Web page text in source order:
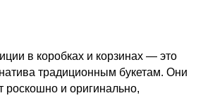
в коробках и корзинах — это
традиционным букетам. Они
роскошно и оригинально,